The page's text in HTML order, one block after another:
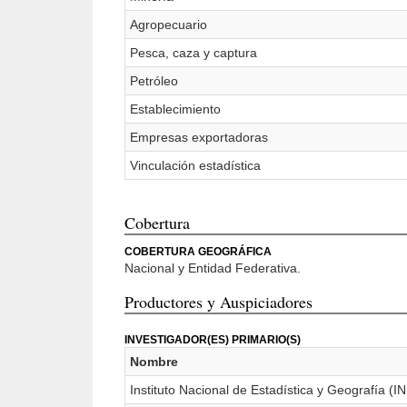
Agropecuario
Pesca, caza y captura
Petróleo
Establecimiento
Empresas exportadoras
Vinculación estadística
Cobertura
COBERTURA GEOGRÁFICA
Nacional y Entidad Federativa.
Productores y Auspiciadores
INVESTIGADOR(ES) PRIMARIO(S)
Nombre
Instituto Nacional de Estadística y Geografía